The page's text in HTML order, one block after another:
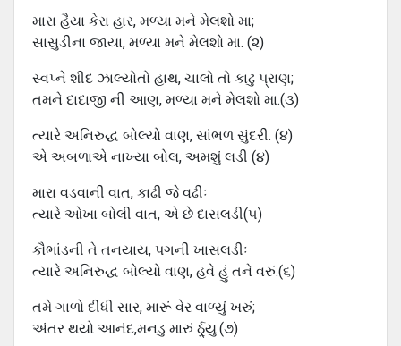
મારા હૈયા કેરા હાર, મળ્યા મને મેલશો મા;
સાસુડીના જાયા, મળ્યા મને મેલશો મા. (૨)
સ્વપ્ને શીદ ઝાલ્યોતો હાથ, ચાલો તો કાઢુ પ્રાણ;
તમને દાદાજી ની આણ, મળ્યા મને મેલશો મા.(૩)
ત્યારે અનિરુદ્ધ બોલ્યો વાણ, સાંભળ સુંદરી. (૪)
એ અબળાએ નાખ્યા બોલ, અમશું લડી (૪)
મારા વડવાની વાત, કાઢી જે વઢીઃ
ત્યારે ઓખા બોલી વાત, એ છે દાસલડી(૫)
કૌભાંડની તે તનયાય, પગની ખાસલડીઃ
ત્યારે અનિરુદ્ધ બોલ્યો વાણ, હવે હું તને વરું.(૬)
તમે ગાળો દીધી સાર, મારૂં વેર વાળ્યું ખરું;
અંતર થયો આનંદ,મનડુ મારું ર્ઠ્ર્યુ.(૭)